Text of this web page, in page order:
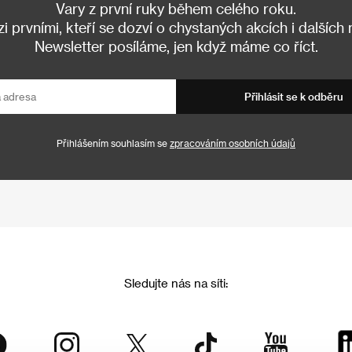
Vary z první ruky během celého roku.
prvními, kteří se dozví o chystaných akcích i dalších
Newsletter posíláme, jen když máme co říct.
Přihlásit se k odběru
Přihlášením souhlasím se zpracováním osobních údajů
Sledujte nás na síti: